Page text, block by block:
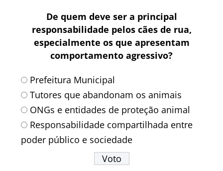
De quem deve ser a principal
responsabilidade pelos cães de rua,
especialmente os que apresentam
comportamento agressivo?
Prefeitura Municipal
Tutores que abandonam os animais
ONGs e entidades de proteção animal
Responsabilidade compartilhada entre
poder público e sociedade